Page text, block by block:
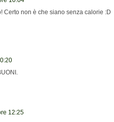
Certo non è che siano senza calorie :D
12:25